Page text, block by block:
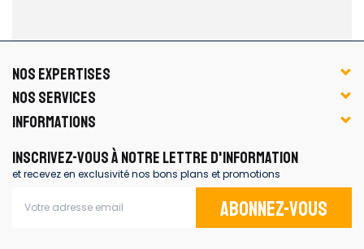
NOS EXPERTISES
NOS SERVICES
INFORMATIONS
INSCRIVEZ-VOUS À NOTRE LETTRE D'INFORMATION
et recevez en exclusivité nos bons plans et promotions
Abonnez-vous